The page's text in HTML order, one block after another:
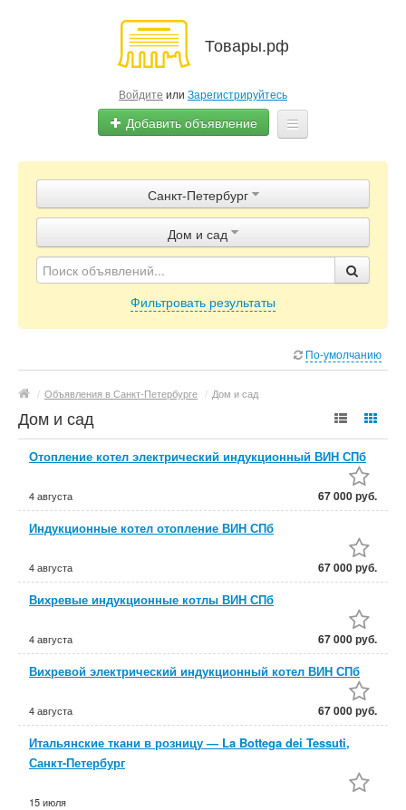
Товары.рф
Войдите или Зарегистрируйтесь
Добавить объявление
Объявления
Магазины
Контакты
Санкт-Петербург
Дом и сад
Фильтровать результаты
По-умолчанию
/ Объявления в Санкт-Петербурге / Дом и сад
Дом и сад
Отопление котел электрический индукционный ВИН СПб
4 августа 67 000 руб.
Индукционные котел отопление ВИН СПб
4 августа 67 000 руб.
Вихревые индукционные котлы ВИН СПб
4 августа 67 000 руб.
Вихревой электрический индукционный котел ВИН СПб
4 августа 67 000 руб.
Итальянские ткани в розницу — La Bottega dei Tessuti,
Санкт-Петербург
15 июля